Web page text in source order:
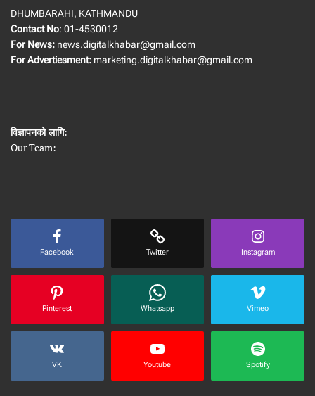
DHUMBARAHI, KATHMANDU
Contact No: 01-4530012
For News: news.digitalkhabar@gmail.com
For Advertiesment: marketing.digitalkhabar@gmail.com
विज्ञापनको लागि:
Our Team:
Facebook Twitter Instagram
Pinterest Whatsapp Vimeo
VK Youtube Spotify